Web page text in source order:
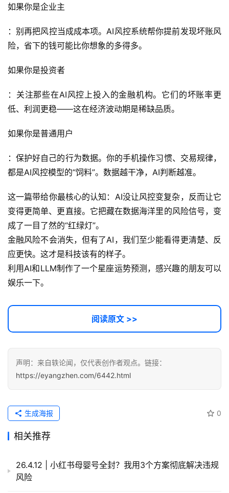
提
词
源
码
用
接
如果你是企业主
：别再把风控当成成本项。AI风控系统帮你提前发现坏账风
险，省下的钱可能比你想象的多得多。
如果你是投资者
：关注那些在AI风控上投入的金融机构。它们的坏账率更
低、利润更稳——这在经济波动期是稀缺品质。
如果你是普通用户
：保护好自己的行为数据。你的手机操作习惯、交易规律，
都是AI风控模型的“饲料”。数据越干净，AI判断越准。
这一篇带给你最核心的认知：AI没让风控变复杂，反而让它
变得更简单、更直接。它把藏在数据海洋里的风险信号，变
成了一目了然的“红绿灯”。
金融风险不会消失，但有了AI，我们至少能看得更清楚、反
应更快。这才是科技该有的样子。
利用AI和LLM制作了一个星座运势预测，感兴趣的朋友可以
娱乐一下。
阅读原文 >>
声明：来自轶论闻，仅代表创作者观点。链接：
https://eyangzhen.com/6442.html
0
生成海报
相关推荐
26.4.12 | 小红书母婴号全封？我用3个方案彻底解决违规
风险